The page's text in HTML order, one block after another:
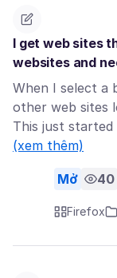
I get web sites
websites and
When I select a
other web sites
This just
(xem thêm)
Mở 40
Firefox